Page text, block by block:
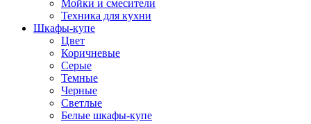
Мойки и смесители
Техника для кухни
Шкафы-купе
Цвет
Коричневые
Серые
Темные
Черные
Светлые
Белые шкафы-купе